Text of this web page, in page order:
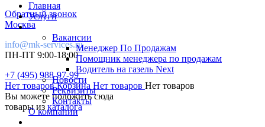
Обратный звонок
Москва
info@mk-services.ru
ПН-ПТ 9:00-18:00
+7 (495) 988-97-99
Нет товаровКорзина Нет товаров Нет товаров
Вы можете положить сюда
товары из каталога
Главная
Услуги
Вакансии
Менеджер По Продажам
Помощник менеджера по продажам
Водитель на газель Next
Новости
Реквизиты
Контакты
О компании